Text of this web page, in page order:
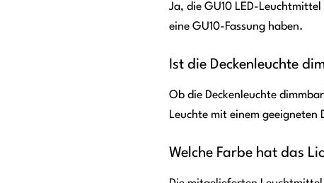
Ja, die GU10 LED-
eine GU10-Fassung haben.
Ist die Deckenleuchte
Ob die Deckenleuchte
Leuchte mit einem geeigneten
Welche Farbe hat das